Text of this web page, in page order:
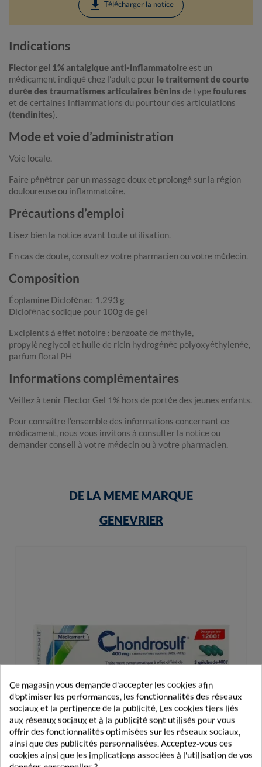
download Télécharger la notice
Indications
Flector gel 1% antalgique anti-inflammatoire est un
médicament indiqué chez l'adulte pour le traitement de courte
durée des traumatismes articulaires bénins de type foulures
et de certaines inflammations du pourtour des articulations
(tendinites).
Mode et voie d’administration
Voie locale.
Faire pénétrer par un massage doux et prolongé sur la région
douloureuse ou inflammatoire.
Précautions d’emploi
Lisez bien la notice avant toute utilisation.
En cas de doute, consultez votre pharmacien ou votre médecin.
Composition
Éoplamine Diclofénac 1.293 g
Diclofénac sodique pour 100g de gel
Excipients à effet notoire : benzoate de méthyle,
propylèneglycol et huile de ricin hydrogénée polyoxyéthylenée,
parfum floral PH
Informations complémentaires
Veillez à tenir Flector Gel 1% hors de portée des jeunes enfants.
Pour connaître l’ensemble des informations concernant ce
médicament, nous vous invitons à consulter la notice ou
demander conseil à votre médecin ou à votre pharmacien.
DE LA MEME MARQUE
GENEVRIER
Ce magasin vous demande d'accepter les cookies afin
d'optimiser les performances, les fonctionnalités des réseaux
sociaux et la pertinence de la publicité. Les cookies tiers liés
aux réseaux sociaux et à la publicité sont utilisés pour vous
offrir des fonctionnalités optimisées sur les réseaux sociaux,
ainsi que des publicités personnalisées. Acceptez-vous ces
cookies ainsi que les implications associées à l'utilisation de vos